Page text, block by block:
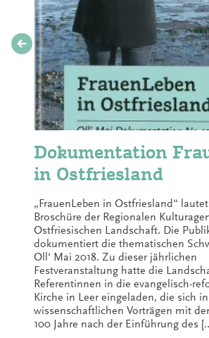
Dokumentation
in Ostfriesland
„FrauenLeben in Ostfriesland“
Broschüre der Regionalen
Ostfriesischen Landschaft. Die
dokumentiert die thematischen
Oll‘ Mai 2018. Zu dieser jährlichen
Festveranstaltung hatte die
Referentinnen in die evangelisch-
Kirche in Leer eingeladen, die sich in
wissenschaftlichen Vorträgen mit
100 Jahre nach der Einführung des